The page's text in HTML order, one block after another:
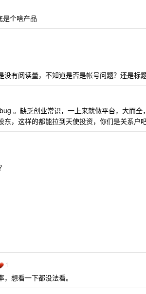
是个啥产品
有阅读量，不知道是否是帐号问题？还是标
。缺乏创业常识，一上来就做平台，大而
，这样的都能拉到天使投资，你们是关系户吧
1
想看一下都没法看。